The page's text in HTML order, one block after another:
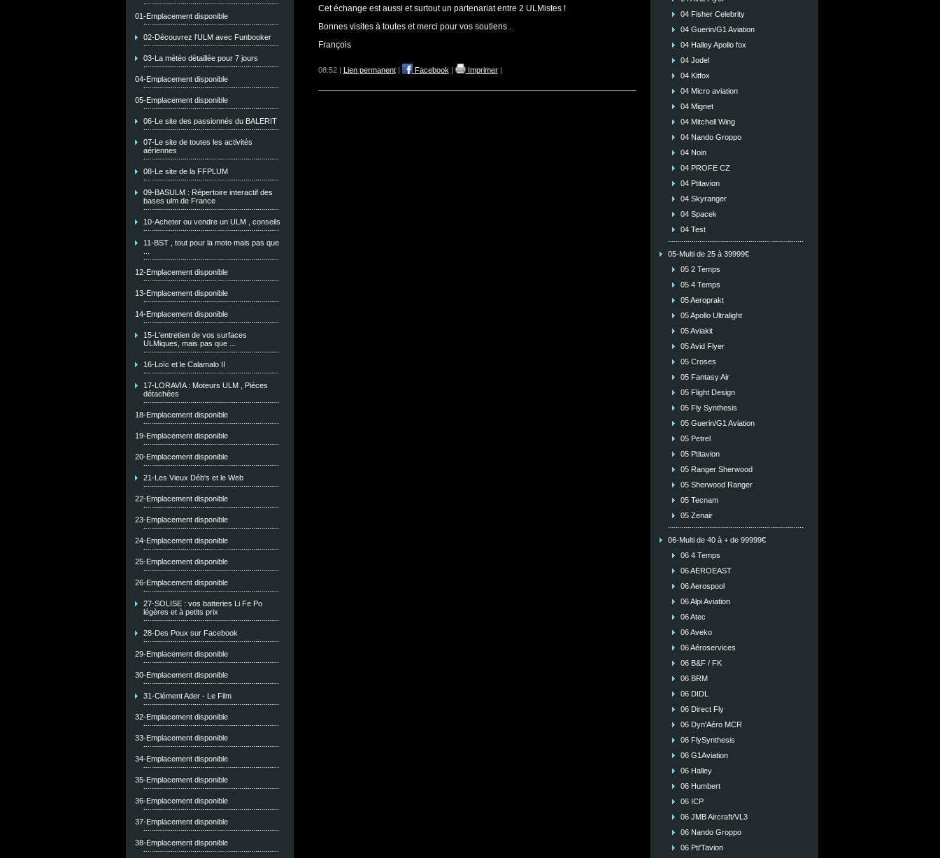
01-Emplacement disponible
02-Découvrez l'ULM avec Funbooker
03-La météo détaillée pour 7 jours
04-Emplacement disponible
05-Emplacement disponible
06-Le site des passionnés du BALERIT
07-Le site de toutes les activités
aériennes
08-Le site de la FFPLUM
09-BASULM : Répertoire interactif des
bases ulm de France
10-Acheter ou vendre un ULM , conseils
11-BST , tout pour la moto mais pas que
12-Emplacement disponible
13-Emplacement disponible
14-Emplacement disponible
15-L'entretien de vos surfaces
ULMiques, mais pas que ...
16-Loïc et le Calamalo II
17-LORAVIA : Moteurs ULM , Piéces
détachées
18-Emplacement disponible
19-Emplacement disponible
20-Emplacement disponible
21-Les Vieux Déb's et le Web
22-Emplacement disponible
23-Emplacement disponible
24-Emplacement disponible
25-Emplacement disponible
26-Emplacement disponible
27-SOLISE : vos batteries Li Fe Po
légères et à petits prix
28-Des Poux sur Facebook
29-Emplacement disponible
30-Emplacement disponible
31-Clément Ader - Le Film
32-Emplacement disponible
33-Emplacement disponible
34-Emplacement disponible
35-Emplacement disponible
36-Emplacement disponible
37-Emplacement disponible
38-Emplacement disponible
04 Fisher Celebrity
04 Guerin/G1 Aviation
04 Halley Apollo fox
04 Jodel
04 Kitfox
04 Micro aviation
04 Mignet
04 Mitchell Wing
04 Nando Groppo
04 Noin
04 PROFE CZ
04 Ptitavion
04 Skyranger
04 Spacek
04 Test
05-Multi de 25 à 39999€
05 2 Temps
05 4 Temps
05 Aeroprakt
05 Apollo Ultralight
05 Aviakit
05 Avid Flyer
05 Croses
05 Fantasy Air
05 Flight Design
05 Fly Synthesis
05 Guerin/G1 Aviation
05 Petrel
05 Ptitavion
05 Ranger Sherwood
05 Sherwood Ranger
05 Tecnam
05 Zenair
06-Multi de 40 à + de 99999€
06 4 Temps
06 AEROEAST
06 Aerospool
06 Alpi Aviation
06 Atec
06 Aveko
06 Aéroservices
06 B&F / FK
06 BRM
06 DIDL
06 Direct Fly
06 Dyn'Aéro MCR
06 FlySynthesis
06 G1Aviation
06 Halley
06 Humbert
06 ICP
06 JMB Aircraft/VL3
06 Nando Groppo
06 Pti'Tavion
Cet échange est aussi et surtout un partenariat entre 2 ULMistes !
Bonnes visites à toutes et merci pour vos soutiens .
François
08:52 | Lien permanent| Facebook | Imprimer|